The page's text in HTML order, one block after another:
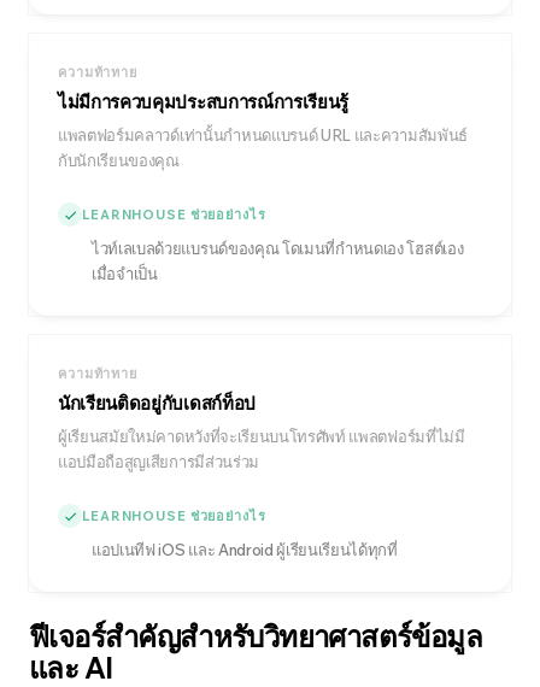
ความท้าทาย
ไม่มีการควบคุมประสบการณ์การเรียนรู้
แพลตฟอร์มคลาวด์เท่านั้นกำหนดแบรนด์ URL และความสัมพันธ์
กับนักเรียนของคุณ
LEARNHOUSE ช่วยอย่างไร
ไวท์เลเบลด้วยแบรนด์ของคุณ โดเมนที่กำหนดเอง โฮสต์เอง
เมื่อจำเป็น
ความท้าทาย
นักเรียนติดอยู่กับเดสก์ท็อป
ผู้เรียนสมัยใหม่คาดหวังที่จะเรียนบนโทรศัพท์ แพลตฟอร์มที่ไม่มี
แอปมือถือสูญเสียการมีส่วนร่วม
LEARNHOUSE ช่วยอย่างไร
แอปเนทีฟ iOS และ Android ผู้เรียนเรียนได้ทุกที่
ฟีเจอร์สำคัญสำหรับวิทยาศาสตร์ข้อมูล
และ AI